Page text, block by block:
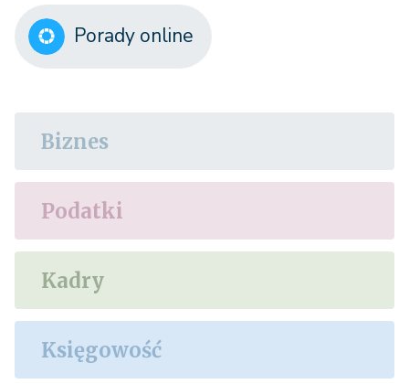
Porady online
Biznes
Podatki
Kadry
Księgowość